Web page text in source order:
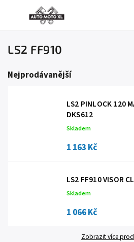
LS2 FF910
Nejprodávanější
LS2 PINLOCK 120
DKS612
Skladem
1 163 Kč
LS2 FF910 VISOR
Skladem
1 066 Kč
Zobrazit více